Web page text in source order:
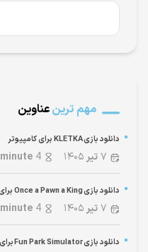
مهم ترینعناوین
دانلود بازی KLETKA برای کامپیوتر
۷تیر ۱۴۰۵ 4
minute
دانلود بازی Once a Pawn a King برای کامپیوتر
۷تیر ۱۴۰۵ 4
minute
دانلود بازی Fun Park Simulator برای کامپیوتر